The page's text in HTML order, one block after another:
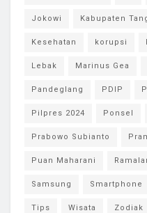
Jokowi Kabupaten
Kesehatan korupsi
Lebak Marinus Gea
Pandeglang PDIP
Pilpres 2024 Ponsel
Prabowo Subianto
Puan Maharani
Samsung Smartphone
Tips Wisata Zodiak